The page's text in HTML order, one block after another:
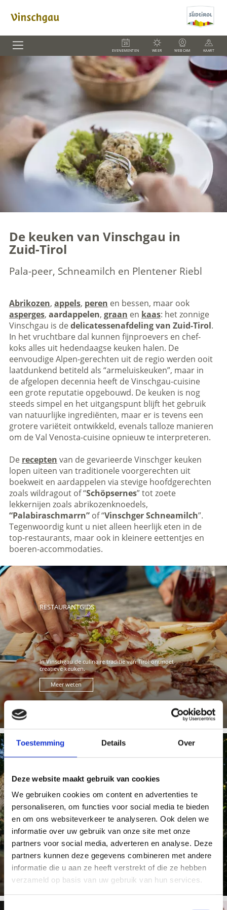
Toestemming Details Over
Deze website maakt gebruik van cookies
We gebruiken cookies om content en advertenties te
personaliseren, om functies voor social media te bieden
en om ons websiteverkeer te analyseren. Ook delen we
informatie over uw gebruik van onze site met onze
partners voor social media, adverteren en analyse. Deze
partners kunnen deze gegevens combineren met andere
informatie die u aan ze heeft verstrekt of die ze hebben
verzameld op basis van uw gebruik van hun services.
EVENEMENTEN WEER WEBCAM KAART
De keuken van Vinschgau in
Zuid-Tirol
Pala-peer, Schneamilch en Plentener Riebl
Abrikozen, appels, peren en bessen, maar ook
asperges, aardappelen, graan en kaas: het zonnige
Vinschgau is dedelicatessenafdeling van Zuid-Tirol.
In het vruchtbare dal kunnen fijnproevers en chef-
koks alles uit hedendaagse keuken halen. De
eenvoudige Alpen-gerechten uit de regio werden ooit
laatdunkend betiteld als “armeluiskeuken”, maar in
de afgelopen decennia heeft de Vinschgau-cuisine
een grote reputatie opgebouwd. De keuken is nog
steeds simpel en het uitgangspunt blijft het gebruik
van natuurlijke ingrediënten, maar er is tevens een
grotere variëteit ontwikkeld, evenals talloze manieren
om de Val Venosta-cuisine opnieuw te interpreteren.
De recepten van de gevarieerde Vinschger keuken
lopen uiteen van traditionele voorgerechten uit
boekweit en aardappelen via stevige hoofdgerechten
zoals wildragout of “Schöpsernes” tot zoete
lekkernijen zoals abrikozenknoedels,
“Palabiraschmarrn”of “Vinschger Schneamilch”.
Tegenwoordig kunt u niet alleen heerlijk eten in de
top-restaurants, maar ook in kleinere eettentjes en
boeren-accommodaties.
RESTAURANTGIDS
In Vinschgau de culinaire traditie van Tirol ontmoet
creatieve keuken.
Meer weten
De nieuwe wijn moet geproefd worden! De boerinnen
serveren worstjes, knoedels en zuurkool. Er staat ook
Meer weten